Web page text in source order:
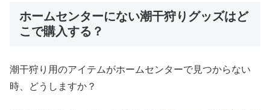
ホームセンターにない潮干狩りグッズはど
こで購入する？
潮干狩り用のアイテムがホームセンターで見つからない
時、どうしますか？